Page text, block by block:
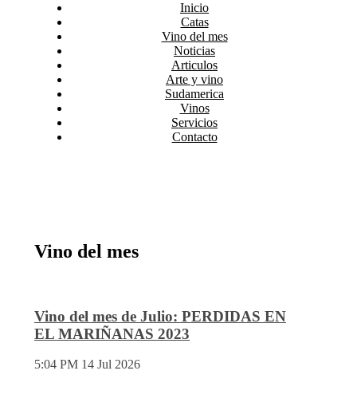
Inicio
Catas
Vino del mes
Noticias
Articulos
Arte y vino
Sudamerica
Vinos
Servicios
Contacto
Vino del mes
Vino del mes de Julio: PERDIDAS EN
EL MARIÑANAS 2023
5:04 PM 14 Jul 2026